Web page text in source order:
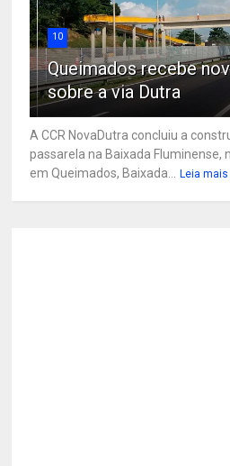
10
Queimados recebe
sobre a via Dutra
A CCR NovaDutra concluiu a
passarela na Baixada Fluminense,
em Queimados, Baixada...
Leia mais